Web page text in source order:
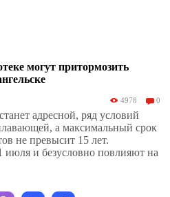
могут притормозить
4978 0
адресной, ряд условий
а максимальный срок
не превысит 15 лет.
июля и безусловно повлияют на